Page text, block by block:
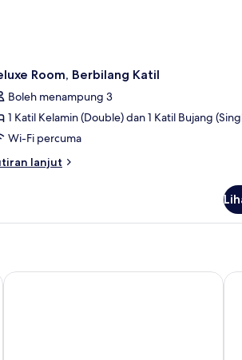
Room, Berbilang Katil
Boleh menampung 3
1 Katil Kelamin (Double) dan 1 Katil Bujang
Wi-Fi percuma
lanjut
Prive Ultra All Inclusive
Lara Barut Collection-Ultra All Inclusive